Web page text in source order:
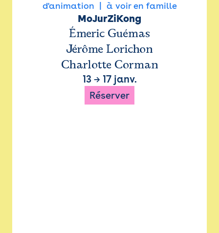
d'animation
à voir en famille
MoJurZiKong
Émeric Guémas
Jérôme Lorichon
Charlotte Corman
13→ 17 janv.
Réserver